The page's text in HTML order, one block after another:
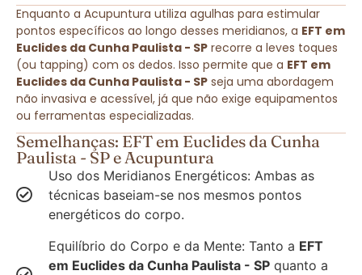
Enquanto a Acupuntura utiliza agulhas para estimular
pontos específicos ao longo desses meridianos, a EFT em
Euclides da Cunha Paulista - SP recorre a leves toques
(ou tapping) com os dedos. Isso permite que a EFT em
Euclides da Cunha Paulista - SP seja uma abordagem
não invasiva e acessível, já que não exige equipamentos
ou ferramentas especializadas.
Semelhanças: EFT em Euclides da Cunha
Paulista - SP e Acupuntura
Uso dos Meridianos Energéticos: Ambas as
técnicas baseiam-se nos mesmos pontos
energéticos do corpo.
Equilíbrio do Corpo e da Mente: Tanto a EFT
em Euclides da Cunha Paulista - SP quanto a